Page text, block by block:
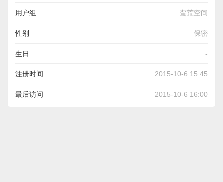
用户组 蛮荒空间
性别 保密
生日 -
注册时间 2015-10-6 15:45
最后访问 2015-10-6 16:00